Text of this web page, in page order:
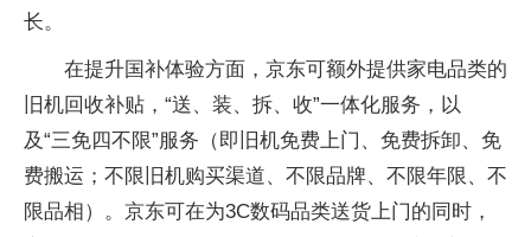
长。
在提升国补体验方面，京东可额外提供家电品类的
旧机回收补贴，“送、装、拆、收”一体化服务，以
及“三免四不限”服务（即旧机免费上门、免费拆卸、免
费搬运；不限旧机购买渠道、不限品牌、不限年限、不
限品相）。京东可在为3C数码品类送货上门的同时，